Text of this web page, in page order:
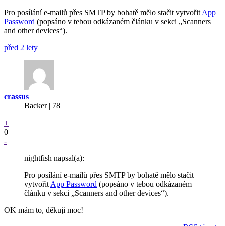
Pro posílání e-mailů přes SMTP by bohatě mělo stačit vytvořit App
Password (popsáno v tebou odkázaném článku v sekci „Scanners
and other devices“).
před 2 lety
crassus
Backer| 78
+
0
-
nightfish napsal(a):
Pro posílání e-mailů přes SMTP by bohatě mělo stačit
vytvořit App Password (popsáno v tebou odkázaném
článku v sekci „Scanners and other devices“).
OK mám to, děkuji moc!